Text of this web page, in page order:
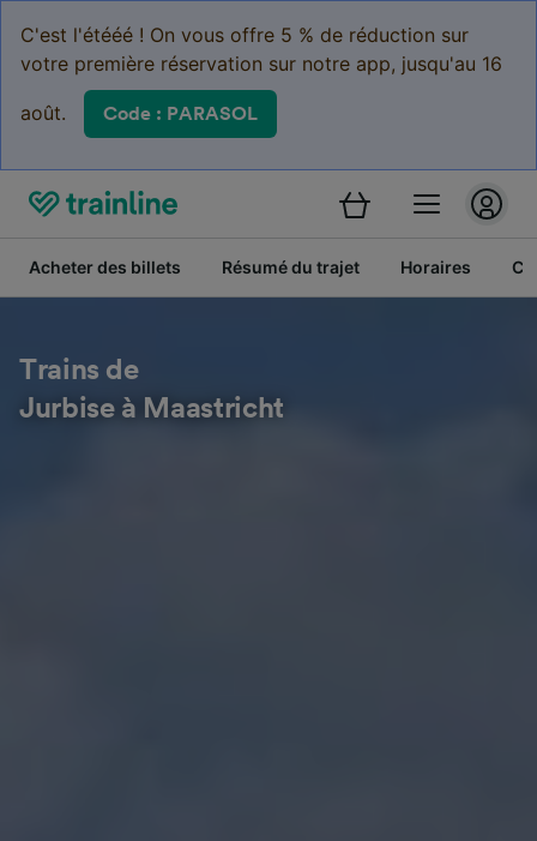
C'est l'étééé ! On vous offre 5 % de réduction sur
votre première réservation sur notre app, jusqu'au 16
août. Code : PARASOL
Acheter des billets Résumé du trajet Horaires
Trains de
Jurbise à Maastricht